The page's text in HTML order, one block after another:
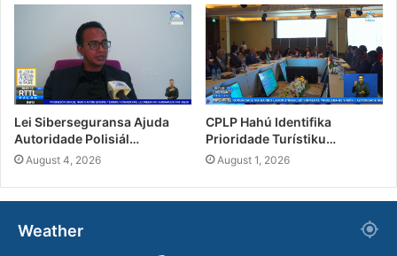
Lei Siberseguransa Ajuda
Autoridade Polisiál…
August 4, 2026
CPLP Hahú Identifika
Prioridade Turístiku…
August 1, 2026
Weather